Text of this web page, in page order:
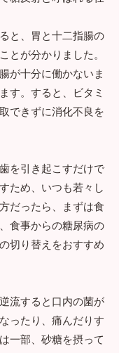
と、胃と十二指腸の
とが分かりました。
が十分に働かないま
す。すると、ビタミ
できずに消化不良を
を引き起こすだけで
ため、いつも若々し
だったら、まずは食
食事からの糖尿病の
切り替えをおすすめ
流すると口内の菌が
ったり、痛んだりす
一部、砂糖を摂って